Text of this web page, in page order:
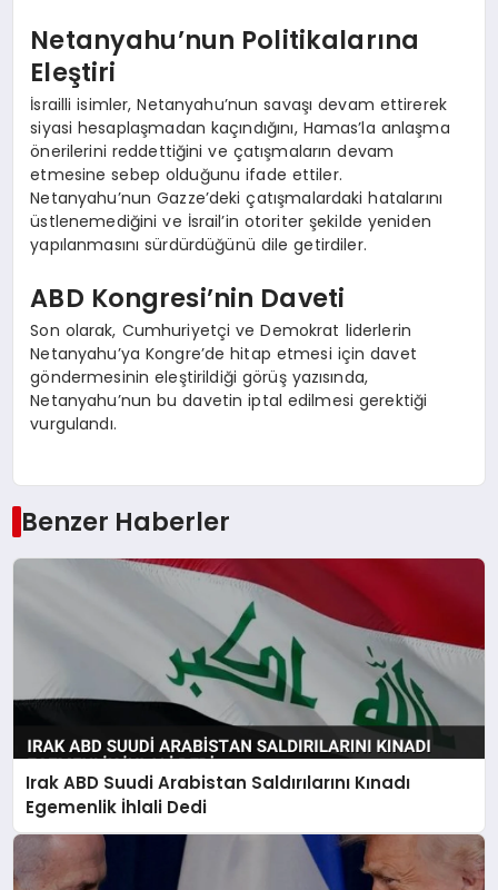
Netanyahu’nun Politikalarına
Eleştiri
İsrailli isimler, Netanyahu’nun savaşı devam ettirerek
siyasi hesaplaşmadan kaçındığını, Hamas’la anlaşma
önerilerini reddettiğini ve çatışmaların devam
etmesine sebep olduğunu ifade ettiler.
Netanyahu’nun Gazze’deki çatışmalardaki hatalarını
üstlenemediğini ve İsrail’in otoriter şekilde yeniden
yapılanmasını sürdürdüğünü dile getirdiler.
ABD Kongresi’nin Daveti
Son olarak, Cumhuriyetçi ve Demokrat liderlerin
Netanyahu’ya Kongre’de hitap etmesi için davet
göndermesinin eleştirildiği görüş yazısında,
Netanyahu’nun bu davetin iptal edilmesi gerektiği
vurgulandı.
Benzer Haberler
Irak ABD Suudi Arabistan Saldırılarını Kınadı
Egemenlik İhlali Dedi